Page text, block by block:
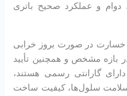
دوام و عملکرد صحیح باتری
خسارت در صورت بروز خرابی
بازه مشخص و همچنین تأیید
گارانتی رسمی هستند،
سلامت سلول‌ها، کیفیت ساخت